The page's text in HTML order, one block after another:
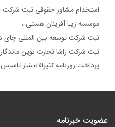
استخدام مشاور حقوقی ثبت شرکت
موسسه زیبا آفرینان هستی
ثبت شرکت توسعه بین المللی چای
ثبت شرکت راشا تجارت نوین ماندگار
پرداخت روزنامه کثیرالانتشار
عضویت خبرنامه